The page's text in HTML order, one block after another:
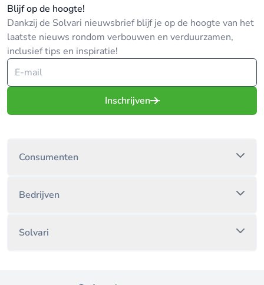
Blijf op de hoogte!
Dankzij de Solvari nieuwsbrief blijf je op de hoogte van het
laatste nieuws rondom verbouwen en verduurzamen,
inclusief tips en inspiratie!
Inschrijven
Consumenten
Bedrijven
Solvari